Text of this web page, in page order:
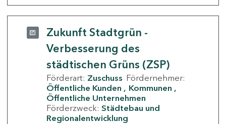
Zukunft Stadtgrün -
Verbesserung des
städtischen Grüns (ZSP)
Förderart: Zuschuss Fördernehmer:
Öffentliche Kunden
Kommunen
Öffentliche Unternehmen
Förderzweck: Städtebau und
Regionalentwicklung